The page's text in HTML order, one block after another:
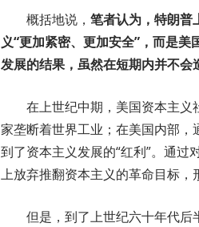
概括地说， 笔者认为，特朗普
义“更加紧密、更加安全”，而是
发展的结果，虽然在短期内并不会
在上世纪中期，美国资本主
家垄断着世界工业；在美国内部，
到了资本主义发展的“红利”。通
上放弃推翻资本主义的革命目标，
但是，到了上世纪六十年代后